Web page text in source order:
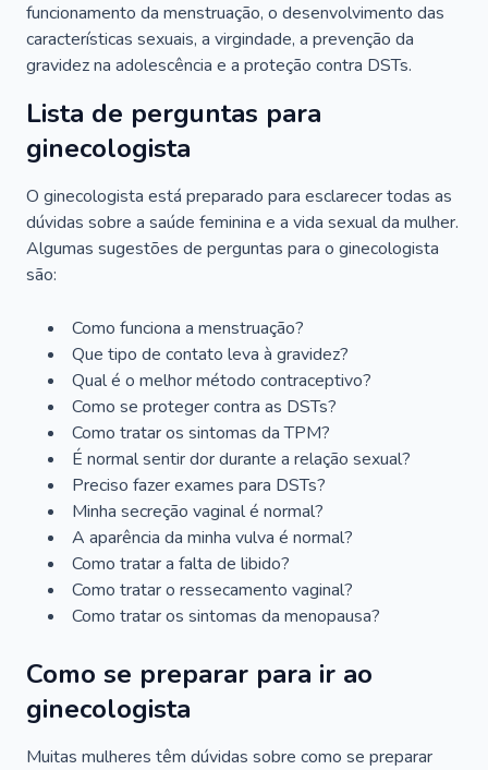
funcionamento da menstruação, o desenvolvimento das
características sexuais, a virgindade, a prevenção da
gravidez na adolescência e a proteção contra DSTs.
Lista de perguntas para
ginecologista
O ginecologista está preparado para esclarecer todas as
dúvidas sobre a saúde feminina e a vida sexual da mulher.
Algumas sugestões de perguntas para o ginecologista
são:
Como funciona a menstruação?
Que tipo de contato leva à gravidez?
Qual é o melhor método contraceptivo?
Como se proteger contra as DSTs?
Como tratar os sintomas da TPM?
É normal sentir dor durante a relação sexual?
Preciso fazer exames para DSTs?
Minha secreção vaginal é normal?
A aparência da minha vulva é normal?
Como tratar a falta de libido?
Como tratar o ressecamento vaginal?
Como tratar os sintomas da menopausa?
Como se preparar para ir ao
ginecologista
Muitas mulheres têm dúvidas sobre como se preparar